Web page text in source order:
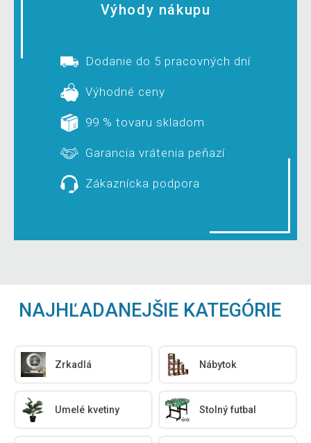
Výhody nákupu
Dodanie do 5 pracovných dní
Výhodné ceny
99 % tovaru skladom
Garancia vrátenia peňazí
Zákaznícka podpora
NAJHĽADANEJŠIE KATEGÓRIE
Zrkadlá Nábytok
Umelé kvetiny Stolný futbal